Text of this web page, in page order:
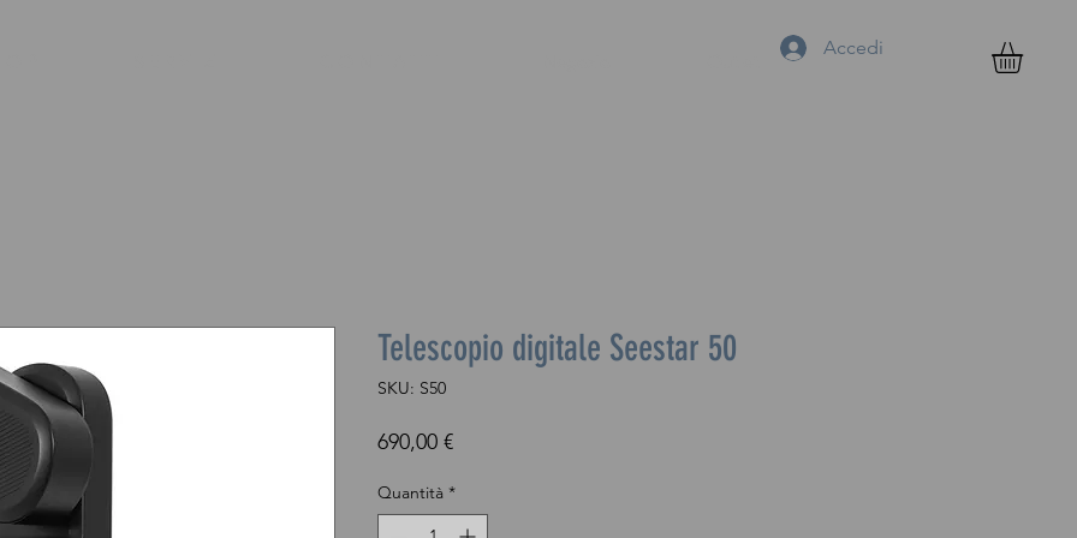
Accedi
Telescopio digitale Seestar 50
SKU: S50
690,00 €Prezzo
Quantità *